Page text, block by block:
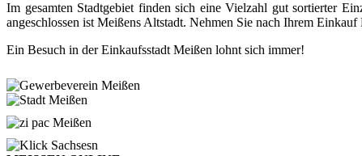
Im gesamten Stadtgebiet finden sich eine Vielzahl gut sortierter
angeschlossen ist Meißens Altstadt. Nehmen Sie nach Ihrem
Ein Besuch in der Einkaufsstadt Meißen lohnt sich immer!